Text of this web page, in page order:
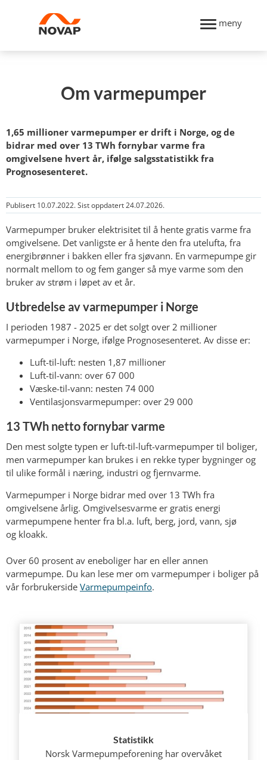
meny
Om varmepumper
1,65 millioner varmepumper er drift i Norge, og de
bidrar med over 13 TWh fornybar varme fra
omgivelsene hvert år, ifølge salgsstatistikk fra
Prognosesenteret.
Publisert 10.07.2022. Sist oppdatert 24.07.2026.
Varmepumper bruker elektrisitet til å hente gratis varme fra
omgivelsene. Det vanligste er å hente den fra utelufta, fra
energibrønner i bakken eller fra sjøvann. En varmepumpe gir
normalt mellom to og fem ganger så mye varme som den
bruker av strøm i løpet av et år.
Utbredelse av varmepumper i Norge
I perioden 1987 - 2025 er det solgt over 2 millioner
varmepumper i Norge, ifølge Prognosesenteret. Av disse er:
Luft-til-luft: nesten 1,87 millioner
Luft-til-vann: over 67 000
Væske-til-vann: nesten 74 000
Ventilasjonsvarmepumper: over 29 000
13 TWh netto fornybar varme
Den mest solgte typen er luft-til-luft-varmepumper til boliger,
men varmepumper kan brukes i en rekke typer bygninger og
til ulike formål i næring, industri og fjernvarme.
Varmepumper i Norge bidrar med over 13 TWh fra
omgivelsene årlig. Omgivelsesvarme er gratis energi
varmepumpene henter fra bl.a. luft, berg, jord, vann, sjø
og kloakk.
Over 60 prosent av eneboliger har en eller annen
varmepumpe. Du kan lese mer om varmepumper i boliger på
vår forbrukerside Varmepumpeinfo.
Statistikk
Norsk Varmepumpeforening har overvåket